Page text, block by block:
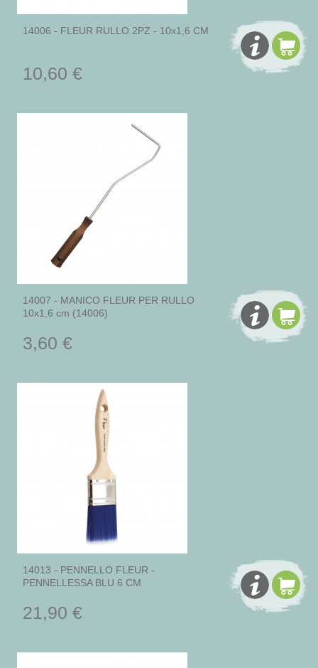
14006 - FLEUR RULLO 2PZ - 10x1,6 CM
10,60 €
14007 - MANICO FLEUR PER RULLO
10x1,6 cm (14006)
3,60 €
14013 - PENNELLO FLEUR -
PENNELLESSA BLU 6 CM
21,90 €